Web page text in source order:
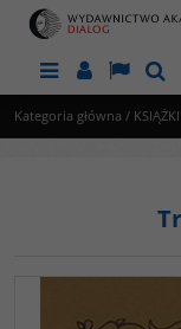
MenuPanelLang
Kategoria główna / KSIĄŻKI